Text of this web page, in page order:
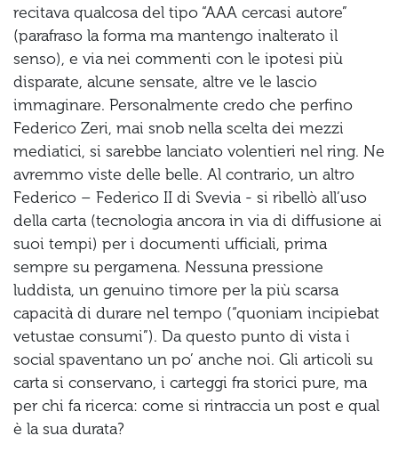
recitava qualcosa del tipo “AAA cercasi autore”
(parafraso la forma ma mantengo inalterato il
senso), e via nei commenti con le ipotesi più
disparate, alcune sensate, altre ve le lascio
immaginare. Personalmente credo che perfino
Federico Zeri, mai snob nella scelta dei mezzi
mediatici, si sarebbe lanciato volentieri nel ring. Ne
avremmo viste delle belle. Al contrario, un altro
Federico – Federico II di Svevia - si ribellò all’uso
della carta (tecnologia ancora in via di diffusione ai
suoi tempi) per i documenti ufficiali, prima
sempre su pergamena. Nessuna pressione
luddista, un genuino timore per la più scarsa
capacità di durare nel tempo (“quoniam incipiebat
vetustae consumi”). Da questo punto di vista i
social spaventano un po’ anche noi. Gli articoli su
carta si conservano, i carteggi fra storici pure, ma
per chi fa ricerca: come si rintraccia un post e qual
è la sua durata?